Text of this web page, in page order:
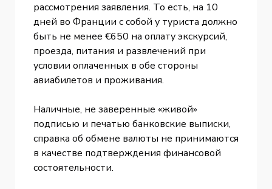
рассмотрения заявления. То есть, на 10
дней во Франции с собой у туриста должно
быть не менее €650 на оплату экскурсий,
проезда, питания и развлечений при
условии оплаченных в обе стороны
авиабилетов и проживания.
Наличные, не заверенные «живой»
подписью и печатью банковские выписки,
справка об обмене валюты не принимаются
в качестве подтверждения финансовой
состоятельности.